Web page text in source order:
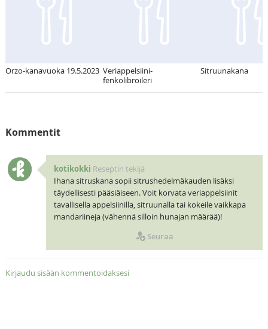
Orzo-kanavuoka 19.5.2023 Veriappelsiini-
fenkolibroileri
Sitruunakana
Kommentit
kotikokki Reseptin tekijä
Ihana sitruskana sopii sitrushedelmäkauden lisäksi
täydellisesti pääsiäiseen. Voit korvata veriappelsiinit
tavallisella appelsiinilla, sitruunalla tai kokeile vaikkapa
mandariineja (vähennä silloin hunajan määrää)!
Seuraa
Kirjaudu sisään kommentoidaksesi